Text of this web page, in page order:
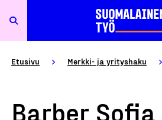
Etusivu Merkki- ja yrityshaku
Barber Sofia